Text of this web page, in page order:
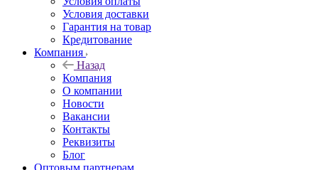
Условия доставки
Гарантия на товар
Кредитование
Компания
Назад
Компания
О компании
Новости
Вакансии
Контакты
Реквизиты
Блог
Оптовым партнерам